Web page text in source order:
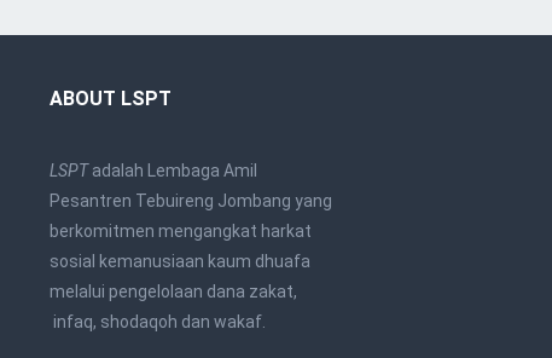
ABOUT LSPT
LSPTadalah Lembaga Amil
Pesantren Tebuireng Jombang yang
berkomitmen mengangkat harkat
sosial kemanusiaan kaum dhuafa
melalui pengelolaan dana zakat,
infaq, shodaqoh dan wakaf.